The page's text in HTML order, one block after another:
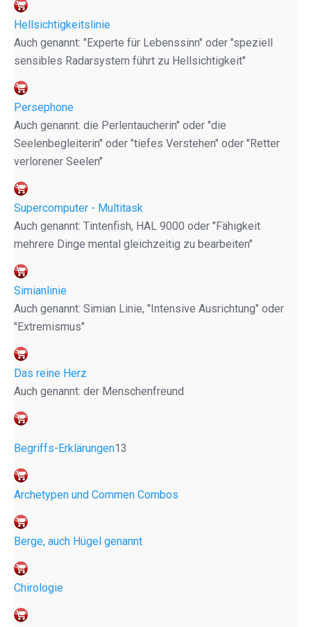
Hellsichtigkeitslinie
Auch genannt: "Experte für Lebenssinn" oder "speziell
sensibles Radarsystem führt zu Hellsichtigkeit"
Persephone
Auch genannt: die Perlentaucherin" oder "die
Seelenbegleiterin" oder "tiefes Verstehen" oder "Retter
verlorener Seelen"
Supercomputer - Multitask
Auch genannt: Tintenfish, HAL 9000 oder "Fähigkeit
mehrere Dinge mental gleichzeitig zu bearbeiten"
Simianlinie
Auch genannt: Simian Linie, "Intensive Ausrichtung" oder
"Extremismus"
Das reine Herz
Auch genannt: der Menschenfreund
Begriffs-Erklärungen13
Archetypen und Commen Combos
Berge, auch Hügel genannt
Chirologie